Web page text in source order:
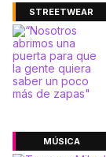
STREETWEAR
MÚSICA